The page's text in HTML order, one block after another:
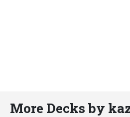
More Decks by